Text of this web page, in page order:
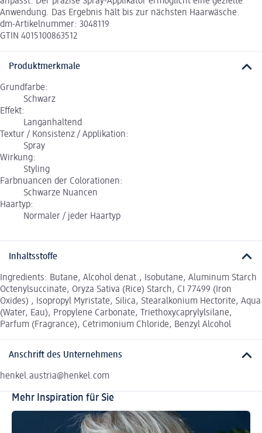
Anwendung. Das Ergebnis hält bis zur nächsten Haarwäsche.
dm-Artikelnummer: 3048119
GTIN 4015100863512
Produktmerkmale
Grundfarbe:
Schwarz
Effekt:
Langanhaltend
Textur / Konsistenz / Applikation:
Spray
Wirkung:
Styling
Farbnuancen der Colorationen:
Schwarze Nuancen
Haartyp:
Normaler / jeder Haartyp
Inhaltsstoffe
Ingredients: Butane, Alcohol denat., Isobutane, Aluminum Starch
Octenylsuccinate, Oryza Sativa (Rice) Starch, CI 77499 (Iron
Oxides) , Isopropyl Myristate, Silica, Stearalkonium Hectorite, Aqua
(Water, Eau), Propylene Carbonate, Triethoxycaprylylsilane,
Parfum (Fragrance), Cetrimonium Chloride, Benzyl Alcohol
Anschrift des Unternehmens
henkel.austria@henkel.com
Mehr Inspiration für Sie